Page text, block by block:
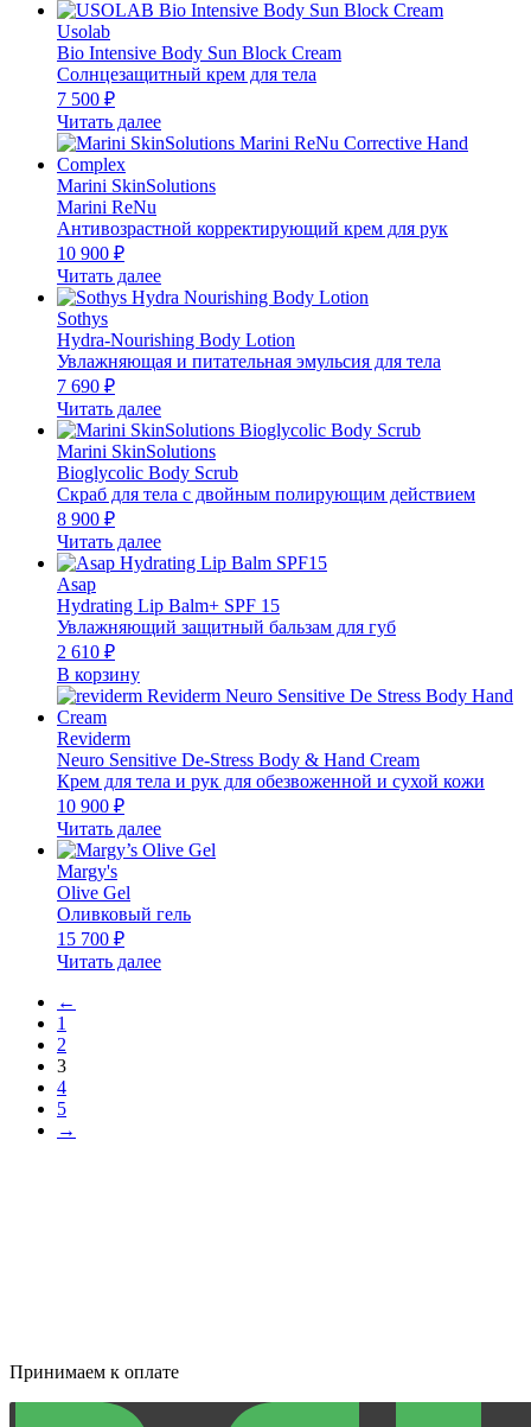
Usolab
Bio Intensive Body Sun Block Cream
Солнцезащитный крем для тела
7 500 ₽
Читать далее
Marini SkinSolutions
Marini ReNu
Антивозрастной корректирующий крем для рук
10 900 ₽
Читать далее
Sothys
Hydra-Nourishing Body Lotion
Увлажняющая и питательная эмульсия для тела
7 690 ₽
Читать далее
Marini SkinSolutions
Bioglycolic Body Scrub
Скраб для тела с двойным полирующим действием
8 900 ₽
Читать далее
Asap
Hydrating Lip Balm+ SPF 15
Увлажняющий защитный бальзам для губ
2 610 ₽
В корзину
Reviderm
Neuro Sensitive De-Stress Body & Hand Cream
Крем для тела и рук для обезвоженной и сухой кожи
10 900 ₽
Читать далее
Margy's
Olive Gel
Оливковый гель
15 700 ₽
Читать далее
←
1
2
3
4
5
→
Принимаем к оплате